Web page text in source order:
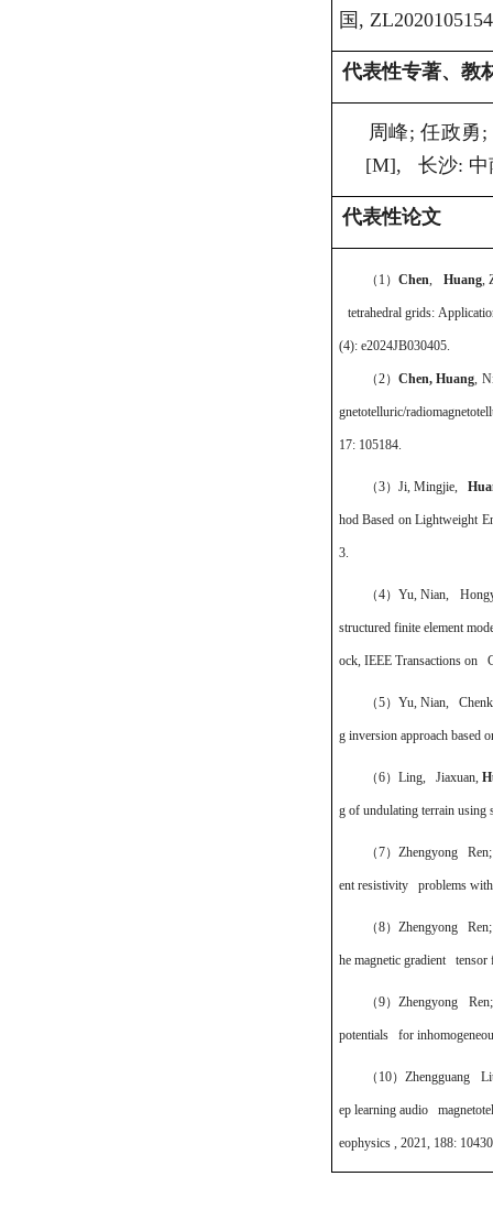
国 ,
代表性专著、教
周峰;任政勇 ;
[M], 长沙:
代表性论文
（1）Chen, Huang,
tetrahedral grids:
(4): e2024JB030405.
（2）Chen, Huang,
gnetotelluric/
17: 105184.
（3） Ji, Mingjie,
hod Based on Lightweight
3.
（4）Yu, Nian,
structured finite element
ock, IEEE Transactions on
（5） Yu, Nian,
g inversion approach based
（6） Ling, Jiaxuan,
g of undulating terrain using
（7） Zhengyong
ent resistivity problems with
（8） Zhengyong
he magnetic gradient
（9）Zhengyong
potentials for
（10）Zhengguang
ep learning audio
eophysics , 2021, 188: